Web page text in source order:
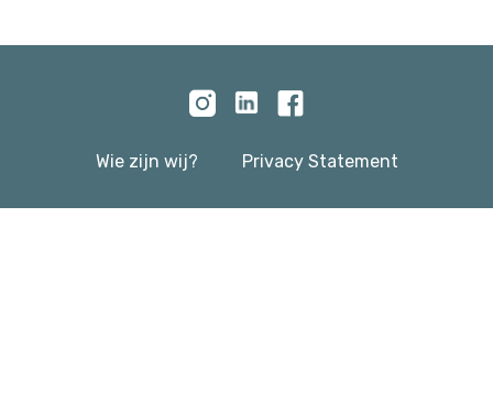
Wie zijn wij? Privacy Statement